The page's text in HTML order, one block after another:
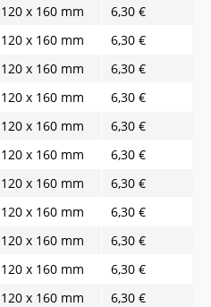
120 x 160 mm
6,30 €
120 x 160 mm
6,30 €
120 x 160 mm
6,30 €
120 x 160 mm
6,30 €
120 x 160 mm
6,30 €
120 x 160 mm
6,30 €
120 x 160 mm
6,30 €
120 x 160 mm
6,30 €
120 x 160 mm
6,30 €
120 x 160 mm
6,30 €
120 x 160 mm
6,30 €